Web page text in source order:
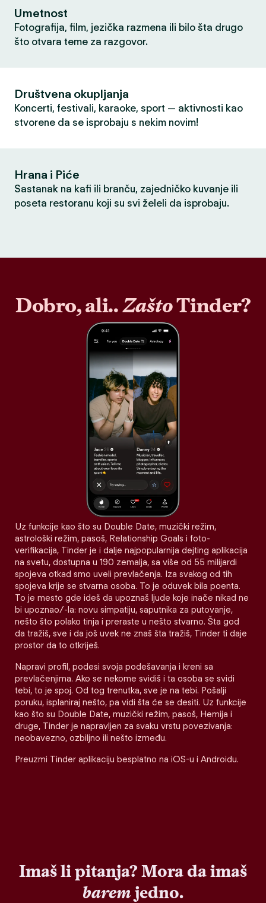
Umetnost
Fotografija, film, jezička razmena ili bilo šta drugo
što otvara teme za razgovor.
Društvena okupljanja
Koncerti, festivali, karaoke, sport — aktivnosti kao
stvorene da se isprobaju s nekim novim!
Hrana i Piće
Sastanak na kafi ili branču, zajedničko kuvanje ili
poseta restoranu koji su svi želeli da isprobaju.
Dobro, ali..ZaštoTinder?
Uz funkcije kao što su Double Date, muzički režim,
astrološki režim, pasoš, Relationship Goals i foto-
verifikacija, Tinder je i dalje najpopularnija dejting aplikacija
na svetu, dostupna u 190 zemalja, sa više od 55 milijardi
spojeva otkad smo uveli prevlačenja. Iza svakog od tih
spojeva krije se stvarna osoba. To je oduvek bila poenta.
To je mesto gde ideš da upoznaš ljude koje inače nikad ne
bi upoznao/-la: novu simpatiju, saputnika za putovanje,
nešto što polako tinja i preraste u nešto stvarno. Šta god
da tražiš, sve i da još uvek ne znaš šta tražiš, Tinder ti daje
prostor da to otkriješ.
Napravi profil, podesi svoja podešavanja i kreni sa
prevlačenjima. Ako se nekome svidiš i ta osoba se svidi
tebi, to je spoj. Od tog trenutka, sve je na tebi. Pošalji
poruku, isplaniraj nešto, pa vidi šta će se desiti. Uz funkcije
kao što su Double Date, muzički režim, pasoš, Hemija i
druge, Tinder je napravljen za svaku vrstu povezivanja:
neobavezno, ozbiljno ili nešto između.
Preuzmi Tinder aplikaciju besplatno na iOS-u i Androidu.
Imaš li pitanja? Mora da imaš
baremjedno.